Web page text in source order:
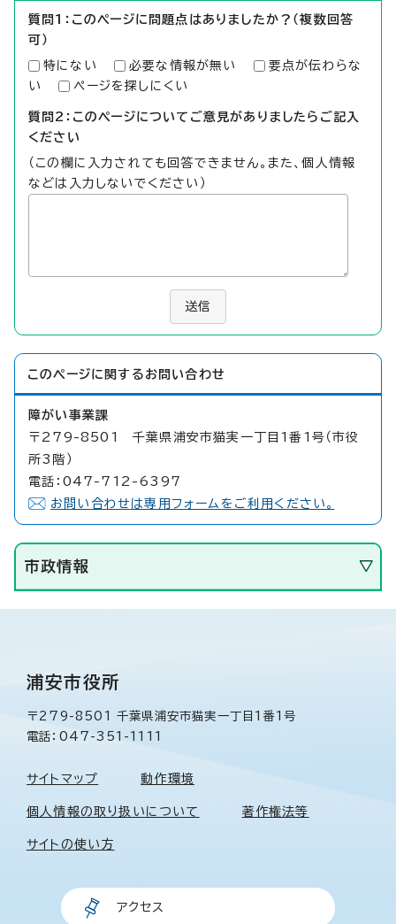
質問1：このページに問題点はありましたか？（複数回答
可）
特にない 必要な情報が無い
要点が伝わらな
い
ページを探しにくい
質問2：このページについてご意見がありましたらご記入
ください
（この欄に入力されても回答できません。また、個人情報
などは入力しないでください）
送信
このページに関する お問い合わせ
障がい事業課
〒279-8501 千葉県浦安市猫実一丁目1番1号（市役
所3階）
電話：047-712-6397
お問い合わせは専用フォームをご利用ください。
市政情報
浦安市役所
〒279-8501 千葉県浦安市猫実一丁目1番1号
電話：047-351-1111
サイトマップ 動作環境
個人情報の取り扱いについて 著作権法等
サイトの使い方
アクセス